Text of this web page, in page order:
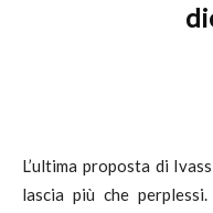
L’ultima proposta di
lascia più che